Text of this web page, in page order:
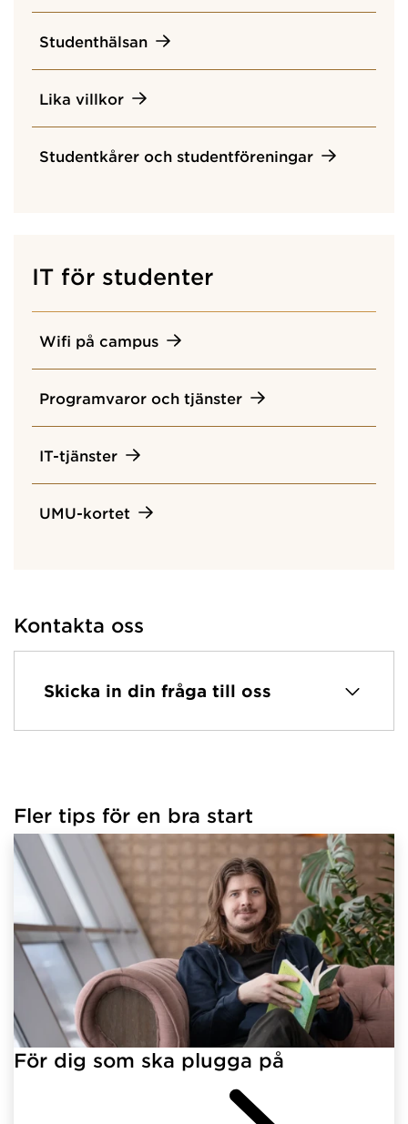
Studenthälsan
Lika villkor
Studentkårer och studentföreningar
IT för studenter
Wifi på campus
Programvaror och tjänster
IT-tjänster
UMU-kortet
Kontakta oss
Skicka in din fråga till oss
Fler tips för en bra start
För dig som ska plugga på